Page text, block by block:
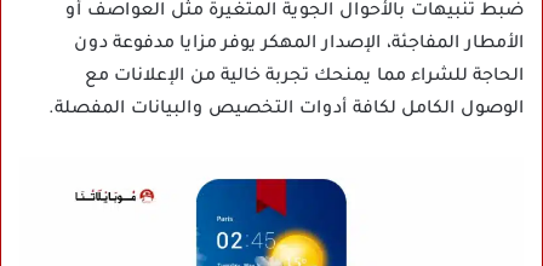
ضبط تنبيهات بالأحوال الجوية المتغيرة مثل العواصف أو
الأمطار المفاجئة، الإصدار المهكر يوفر مزايا مدفوعة دون
الحاجة للشراء مما يمنحك تجربة خالية من الإعلانات مع
الوصول الكامل لكافة أدوات التخصيص والبيانات المفصلة.